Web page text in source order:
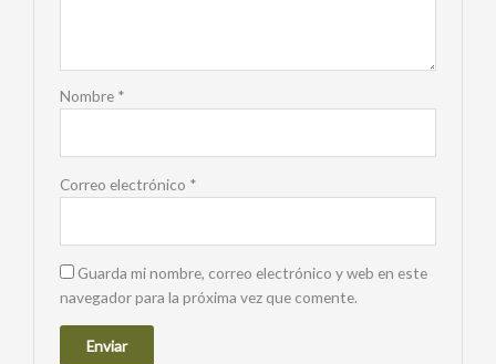
Nombre *
Correo electrónico *
Guarda mi nombre, correo electrónico y web en este
navegador para la próxima vez que comente.